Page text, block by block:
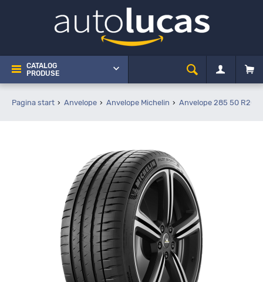
CATALOG
PRODUSE
Pagina start Anvelope Anvelope Michelin Anvelope 285 50 R20